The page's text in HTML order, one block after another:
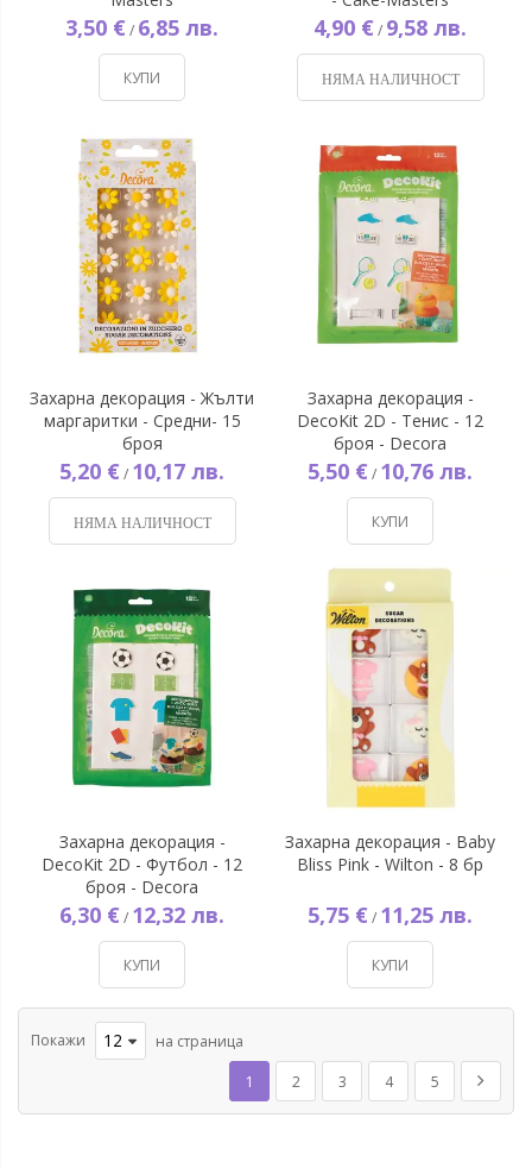
3,50 € / 6,85 лв.
КУПИ
4,90 € / 9,58 лв.
НЯМА НАЛИЧНОСТ
Захарна декорация - Жълти
маргаритки - Средни- 15
броя
5,20 € / 10,17 лв.
НЯМА НАЛИЧНОСТ
Захарна декорация -
DecoKit 2D - Тенис - 12
броя - Decora
5,50 € / 10,76 лв.
КУПИ
Захарна декорация -
DecoKit 2D - Футбол - 12
броя - Decora
6,30 € / 12,32 лв.
КУПИ
Захарна декорация - Baby
Bliss Pink - Wilton - 8 бр
5,75 € / 11,25 лв.
КУПИ
Покажи
на страница
Страница
В момента четете страница
1 Страница
2 Страница
3 Страница
4 Страница
5 Напред